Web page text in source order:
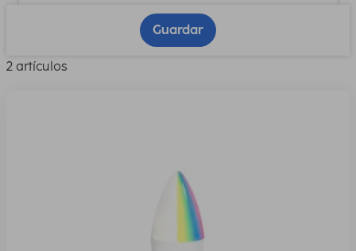
Guardar
2 artículos